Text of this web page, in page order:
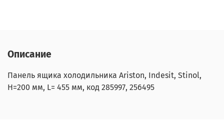
Описание
Панель ящика холодильника Ariston, Indesit, Stinol,
H=200 мм, L= 455 мм, код 285997, 256495